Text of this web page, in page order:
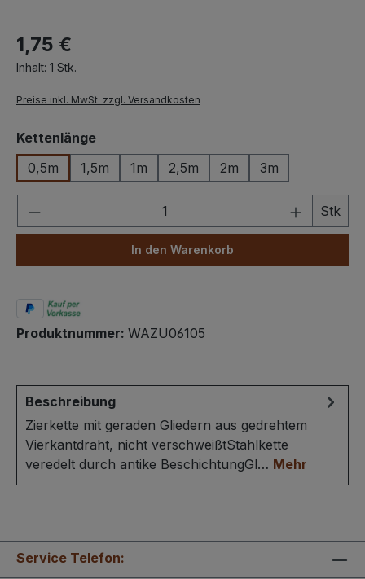
1,75 €
Inhalt: 1 Stk.
Preise inkl. MwSt. zzgl. Versandkosten
Kettenlängeauswählen
0,5m
1,5m 1m 2,5m 2m 3m
Produkt Anzahl: Gib den Stk
In den Warenkorb
Produktnummer: WAZU06105
Beschreibung
Zierkette mit geraden Gliedern aus gedrehtem
Vierkantdraht, nicht verschweißtStahlkette
veredelt durch antike BeschichtungGl… Mehr
Service Telefon: